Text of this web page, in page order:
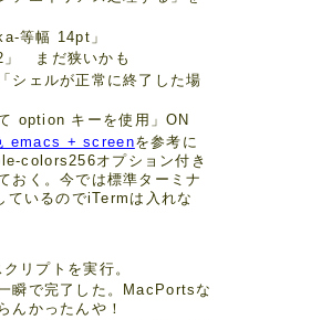
等幅 14pt」
」 まだ狭いかも
シェルが正常に終了した場
option キーを使用」ON
emacs + screenを参考に
colors256オプション付き
おく。今では標準ターミナ
ているのでiTermは入れな
リプトを実行。
瞬で完了した。MacPortsな
んかったんや！